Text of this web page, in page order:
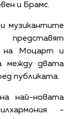
и Брамс.
музикантите
на Моцарт и
между двата
публиката.
най-новата
-